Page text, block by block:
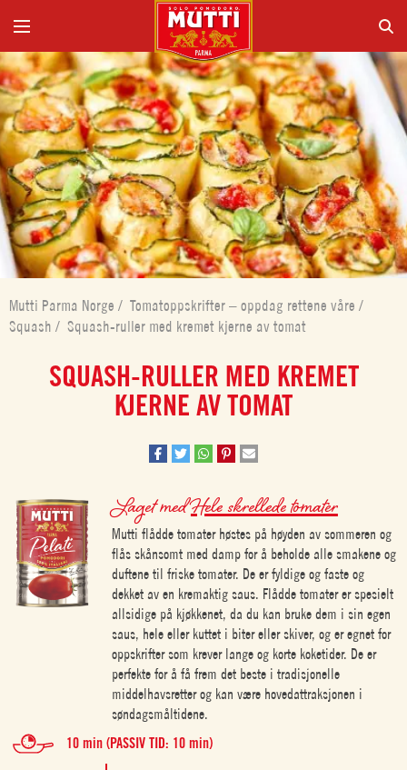
Mutti Parma Norge / Tomatoppskrifter – oppdag rettene våre /
Squash / Squash-ruller med kremet kjerne av tomat
SQUASH-RULLER MED KREMET
KJERNE AV TOMAT
Laget medHele skrellede tomater
Mutti flådde tomater høstes på høyden av sommeren og
flås skånsomt med damp for å beholde alle smakene og
duftene til friske tomater. De er fyldige og faste og
dekket av en kremaktig saus. Flådde tomater er spesielt
allsidige på kjøkkenet, da du kan bruke dem i sin egen
saus, hele eller kuttet i biter eller skiver, og er egnet for
oppskrifter som krever lange og korte koketider. De er
perfekte for å få frem det beste i tradisjonelle
middelhavsretter og kan være hovedattraksjonen i
søndagsmåltidene.
10 min (PASSIV TID: 10 min)